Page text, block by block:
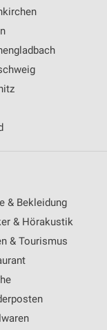
& Bekleidung
& Hörakustik
& Tourismus